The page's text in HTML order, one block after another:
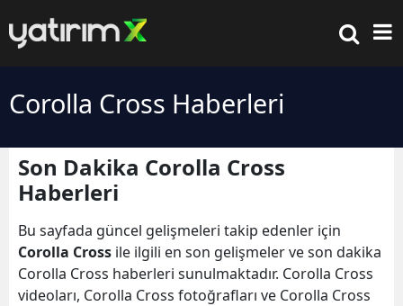
Corolla Cross Haberleri
Son Dakika Corolla Cross
Haberleri
Bu sayfada güncel gelişmeleri takip edenler için
Corolla Cross ile ilgili en son gelişmeler ve son dakika
Corolla Cross haberleri sunulmaktadır. Corolla Cross
videoları, Corolla Cross fotoğrafları ve Corolla Cross